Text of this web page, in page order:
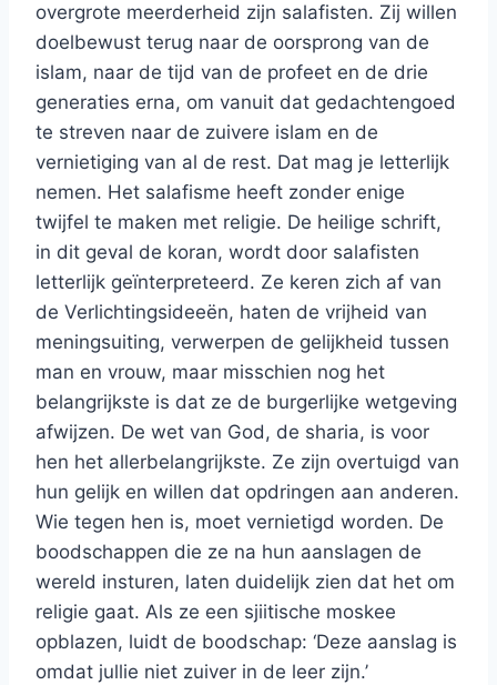
overgrote meerderheid zijn salafisten. Zij willen
doelbewust terug naar de oorsprong van de
islam, naar de tijd van de profeet en de drie
generaties erna, om vanuit dat gedachtengoed
te streven naar de zuivere islam en de
vernietiging van al de rest. Dat mag je letterlijk
nemen. Het salafisme heeft zonder enige
twijfel te maken met religie. De heilige schrift,
in dit geval de koran, wordt door salafisten
letterlijk geïnterpreteerd. Ze keren zich af van
de Verlichtingsideeën, haten de vrijheid van
meningsuiting, verwerpen de gelijkheid tussen
man en vrouw, maar misschien nog het
belangrijkste is dat ze de burgerlijke wetgeving
afwijzen. De wet van God, de sharia, is voor
hen het allerbelangrijkste. Ze zijn overtuigd van
hun gelijk en willen dat opdringen aan anderen.
Wie tegen hen is, moet vernietigd worden. De
boodschappen die ze na hun aanslagen de
wereld insturen, laten duidelijk zien dat het om
religie gaat. Als ze een sjiitische moskee
opblazen, luidt de boodschap: ‘Deze aanslag is
omdat jullie niet zuiver in de leer zijn.’